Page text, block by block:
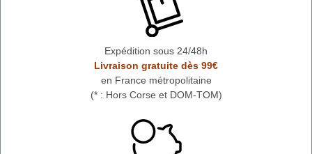
Expédition sous 24/48h
Livraison gratuite dès 99€
en France métropolitaine
(* : Hors Corse et DOM-TOM)